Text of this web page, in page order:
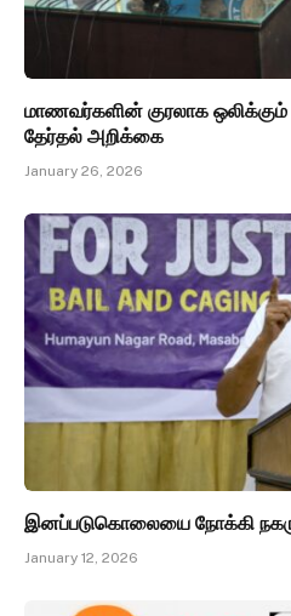
மாணவர்களின் குரலாக
தேர்தல் அறிக்கை
January 26, 2026
இனப்படுகொலையை நோக்கி
January 12, 2026